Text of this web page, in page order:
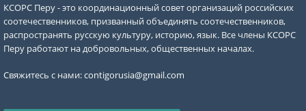
КСОРС Перу - это координационный совет организаций российских
соотечественников, призванный объединять соотечественников,
распространять русскую культуру, историю, язык. Все члены КСОРС
Перу работают на добровольных, общественных началах.
Свяжитесь с нами:contigorusia@gmail.com